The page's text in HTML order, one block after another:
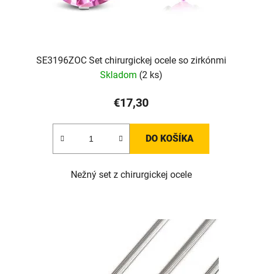
SE3196ZOC Set chirurgickej ocele so zirkónmi
Skladom (2 ks)
€17,30
DO KOŠÍKA
Nežný set z chirurgickej ocele